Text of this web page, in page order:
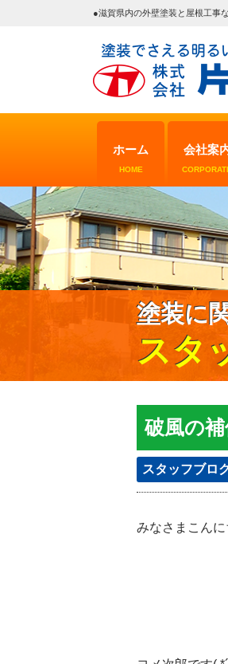
●滋賀県内の外壁塗装と屋根工事
ホーム
HOME
会社案
塗装に
スタ
破風の
スタッフブロ
みなさまこん